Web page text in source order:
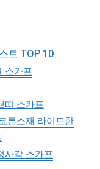
트 TOP 10
스카프
띠 스카프
튼소재 라이트한
사각 스카프